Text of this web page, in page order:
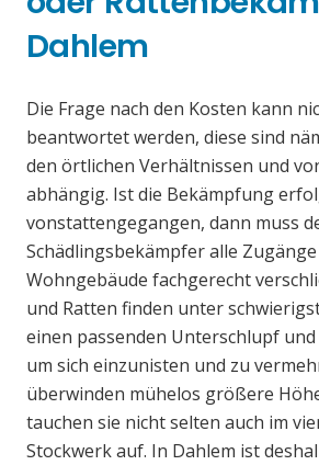
Dahlem
Die Frage nach den Kosten kann
beantwortet werden, diese sind
den örtlichen Verhältnissen und
abhängig. Ist die Bekämpfung
vonstattengegangen, dann muss
Schädlingsbekämpfer alle
Wohngebäude fachgerecht
und Ratten finden unter
einen passenden Unterschlupf
um sich einzunisten und zu
überwinden mühelos größere
tauchen sie nicht selten auch im
Stockwerk auf. In Dahlem ist